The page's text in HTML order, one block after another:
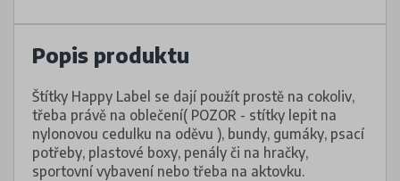
Popis produktu
Štítky Happy Label se dají použít prostě na cokoliv,
třeba právě na oblečení( POZOR - stítky lepit na
nylonovou cedulku na oděvu ), bundy, gumáky, psací
potřeby, plastové boxy, penály či na hračky,
sportovní vybavení nebo třeba na aktovku.